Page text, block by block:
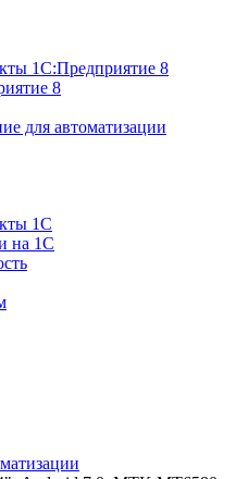
1С:Предприятие 8
8
для автоматизации
1С
на 1С